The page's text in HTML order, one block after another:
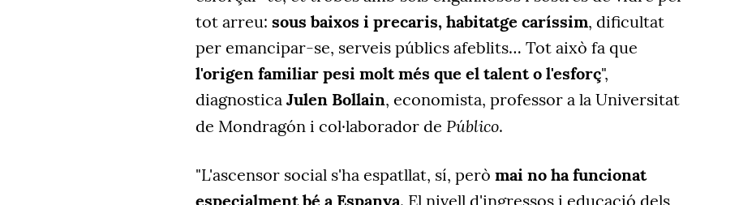
tot arreu: sous baixos i precaris, habitatge caríssim, dificultat
per emancipar-se, serveis públics afeblits… Tot això fa que
l'origen familiar pesi molt més que el talent o l'esforç",
diagnostica Julen Bollain, economista, professor a la Universitat
de Mondragón i col·laborador de Público.
"L'ascensor social s'ha espatllat, sí, però mai no ha funcionat
especialment bé a Espanya. El nivell d'ingressos i educació dels